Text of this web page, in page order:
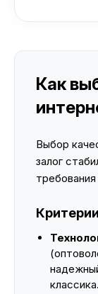
Как
Выбор
залог